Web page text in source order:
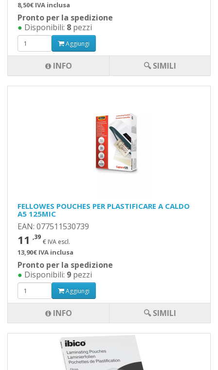
8,50€ IVA inclusa
Pronto per la spedizione
● Disponibili: 8 pezzi
Aggiungi
INFO 🔍 SIMILI
FELLOWES POUCHES PER PLASTIFICARE A CALDO
A5 125MIC
EAN: 077511530739
11 ,39
€ IVA escl.
13,90€ IVA inclusa
Pronto per la spedizione
● Disponibili: 9 pezzi
Aggiungi
INFO 🔍 SIMILI